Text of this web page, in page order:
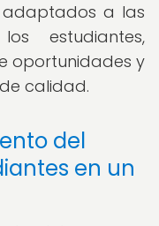
adaptados a las
estudiantes,
oportunidades y
calidad.
del
en un